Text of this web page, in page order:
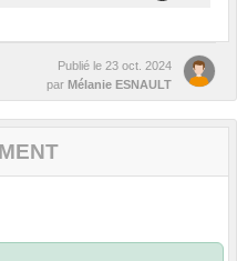
Publié le 23 oct. 2024
par Mélanie ESNAULT